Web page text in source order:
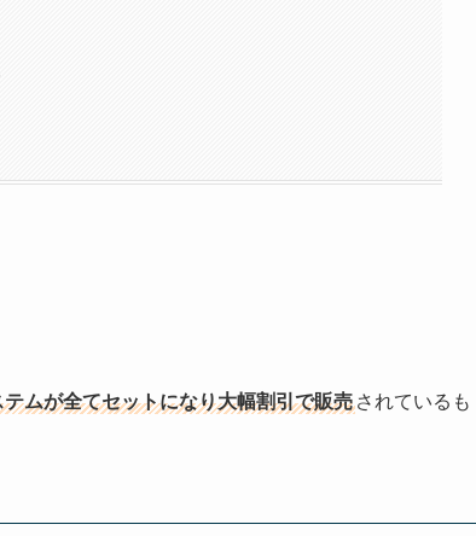
ムが全てセットになり大幅割引で販売 されているも